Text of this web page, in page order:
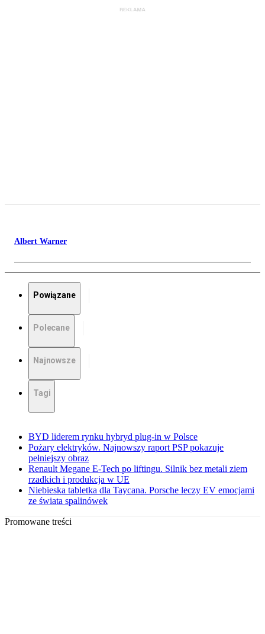
Albert Warner
Powiązane
Polecane
Najnowsze
Tagi
BYD liderem rynku hybryd plug-in w Polsce
Pożary elektryków. Najnowszy raport PSP pokazuje
pełniejszy obraz
Renault Megane E-Tech po liftingu. Silnik bez metali ziem
rzadkich i produkcja w UE
Niebieska tabletka dla Taycana. Porsche leczy EV emocjami
ze świata spalinówek
Promowane treści